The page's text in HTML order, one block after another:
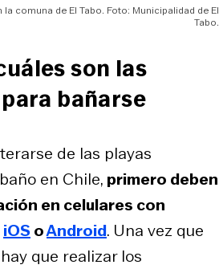
la comuna de El Tabo. Foto: Municipalidad de El
Tabo.
son las
bañarse
de las playas
en Chile, primero deben
en celulares con
iOS oAndroid. Una vez que
que realizar los